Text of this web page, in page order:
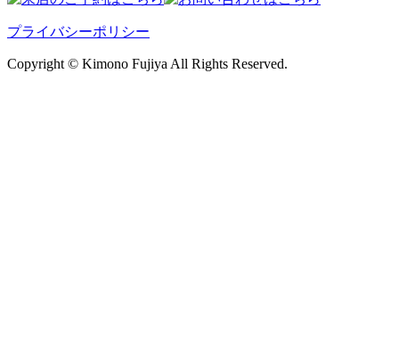
プライバシーポリシー
Copyright © Kimono Fujiya All Rights Reserved.